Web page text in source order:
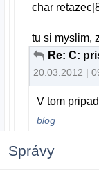
char
tu si myslim,
20.03.2012 |
V tom
blog
Správy